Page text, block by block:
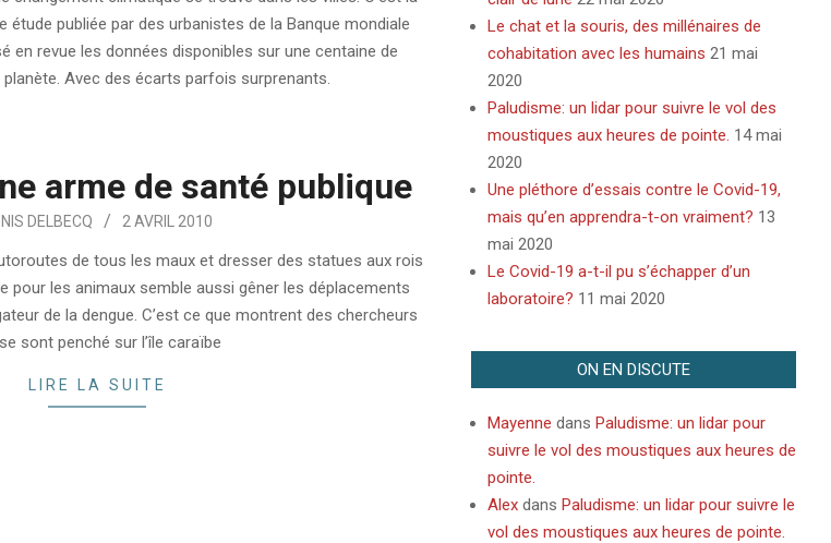
étude publiée par des urbanistes de la Banque mondiale
en revue les données disponibles sur une centaine de
Avec des écarts parfois surprenants.
arme de santé publique
DELBECQ 2 AVRIL 2010
de tous les maux et dresser des statues aux rois
pour les animaux semble aussi gêner les déplacements
de la dengue. C’est ce que montrent des chercheurs
sont penché sur l’île caraïbe
LIRE LA SUITE
Le chat et la souris, des millénaires de
cohabitation avec les humains 21 mai
2020
Paludisme: un lidar pour suivre le vol des
moustiques aux heures de pointe. 14 mai
2020
Une pléthore d’essais contre le Covid-19,
mais qu’en apprendra-t-on vraiment? 13
mai 2020
Le Covid-19 a-t-il pu s’échapper d’un
laboratoire? 11 mai 2020
ON EN DISCUTE
Mayenne dans Paludisme: un lidar pour
suivre le vol des moustiques aux heures de
pointe.
Alexdans Paludisme: un lidar pour suivre le
vol des moustiques aux heures de pointe.